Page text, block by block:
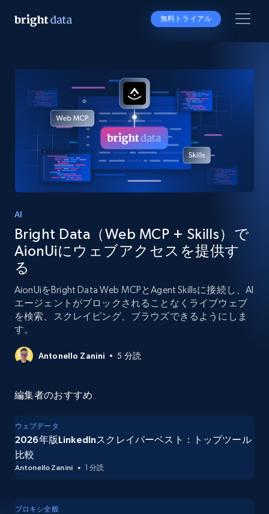
無料トライアル
AI
Bright Data（Web MCP + Skills）で
AionUiにウェブアクセスを提供す
る
AionUiをBright Data Web MCPとAgent Skillsに接続し、AI
エージェントがブロックされることなくライブウェブ
を検索、スクレイピング、ブラウズできるようにしま
す。
Antonello Zanini 5 分読
編集者のおすすめ
ウェブデータ
2026年版LinkedInスクレイパーベスト：トップツール
比較
Antonello Zanini 1 分読
プロキシ全般